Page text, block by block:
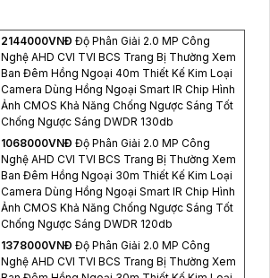
2144000VNÐ Độ Phân Giải 2.0 MP Công
Nghệ AHD CVI TVI BCS Trang Bị Thường Xem
Ban Đêm Hồng Ngoại 40m Thiết Kế Kim Loại
Camera Dùng Hồng Ngoại Smart IR Chip Hình
Ảnh CMOS Khả Năng Chống Ngược Sáng Tốt
Chống Ngược Sáng DWDR 130db
1068000VNÐ Độ Phân Giải 2.0 MP Công
Nghệ AHD CVI TVI BCS Trang Bị Thường Xem
Ban Đêm Hồng Ngoại 30m Thiết Kế Kim Loại
Camera Dùng Hồng Ngoại Smart IR Chip Hình
Ảnh CMOS Khả Năng Chống Ngược Sáng Tốt
Chống Ngược Sáng DWDR 120db
1378000VNÐ Độ Phân Giải 2.0 MP Công
Nghệ AHD CVI TVI BCS Trang Bị Thường Xem